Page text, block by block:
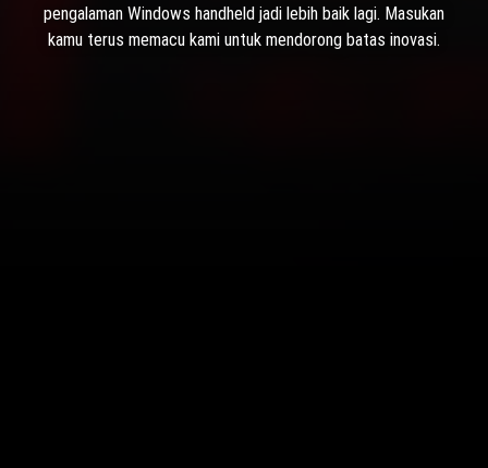
pengalaman Windows handheld jadi lebih baik lagi. Masukan
kamu terus memacu kami untuk mendorong batas inovasi.